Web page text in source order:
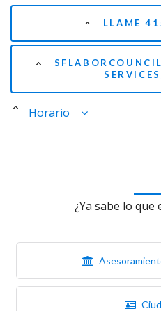
LLAME
Horario
¿Ya sabe lo que